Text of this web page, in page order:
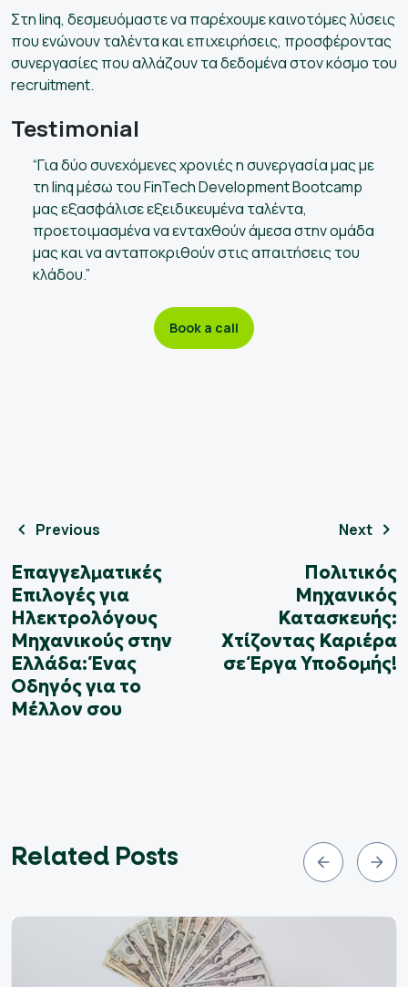
Στη linq, δεσμευόμαστε να παρέχουμε καινοτόμες λύσεις
που ενώνουν ταλέντα και επιχειρήσεις, προσφέροντας
συνεργασίες που αλλάζουν τα δεδομένα στον κόσμο του
recruitment.
Testimonial
“Για δύο συνεχόμενες χρονιές η συνεργασία μας με
τη linq μέσω του FinTech Development Bootcamp
μας εξασφάλισε εξειδικευμένα ταλέντα,
προετοιμασμένα να ενταχθούν άμεσα στην ομάδα
μας και να ανταποκριθούν στις απαιτήσεις του
κλάδου.”
Book a call
Previous
Επαγγελματικές
Επιλογές για
Ηλεκτρολόγους
Μηχανικούς στην
Ελλάδα: Ένας
Οδηγός για το
Μέλλον σου
Next
Πολιτικός
Μηχανικός
Κατασκευής:
Χτίζοντας Καριέρα
σε Έργα Υποδομής!
Related Posts